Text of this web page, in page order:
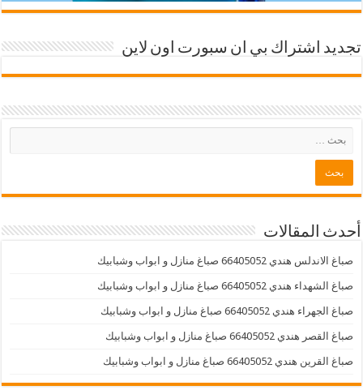
تجديد اشتراك بي ان سبورت اون لاين
أحدث المقالات
صباغ الاندلس هندي 66405052 صباغ منازل و ابواب وشبابيك
صباغ الشهداء هندي 66405052 صباغ منازل و ابواب وشبابيك
صباغ الجهراء هندي 66405052 صباغ منازل و ابواب وشبابيك
صباغ القصر هندي 66405052 صباغ منازل و ابواب وشبابيك
صباغ القرين هندي 66405052 صباغ منازل و ابواب وشبابيك